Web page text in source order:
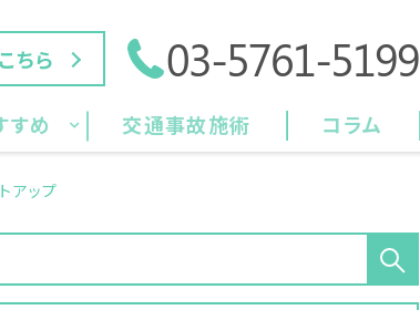
ちら 03-5761-5199
すめ 交通事故施術 コラム
アップ